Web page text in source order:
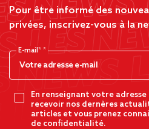
Pour être informé des
privées, inscrivez-vous à la
E-mail*
En renseignant votre
recevoir nos dernères
articles et vous prenez
de confidentialité.